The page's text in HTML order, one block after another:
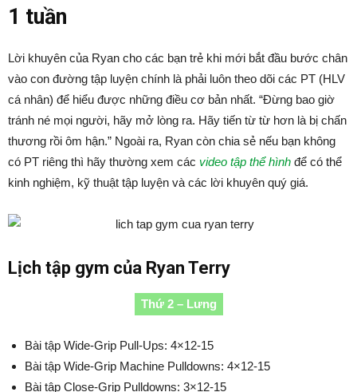
1 tuần
Lời khuyên của Ryan cho các bạn trẻ khi mới bắt đầu bước chân
vào con đường tập luyện chính là phải luôn theo dõi các PT (HLV
cá nhân) để hiểu được những điều cơ bản nhất. “Đừng bao giờ
tránh né mọi người, hãy mở lòng ra. Hãy tiến từ từ hơn là bị chấn
thương rồi ôm hận.” Ngoài ra, Ryan còn chia sẻ nếu bạn không
có PT riêng thì hãy thường xem các video tập thể hình để có thể
kinh nghiệm, kỹ thuật tập luyện và các lời khuyên quý giá.
Lịch tập gym của Ryan Terry
Thứ 2 – Lưng
Bài tập Wide-Grip Pull-Ups: 4×12-15
Bài tập Wide-Grip Machine Pulldowns: 4×12-15
Bài tập Close-Grip Pulldowns: 3×12-15